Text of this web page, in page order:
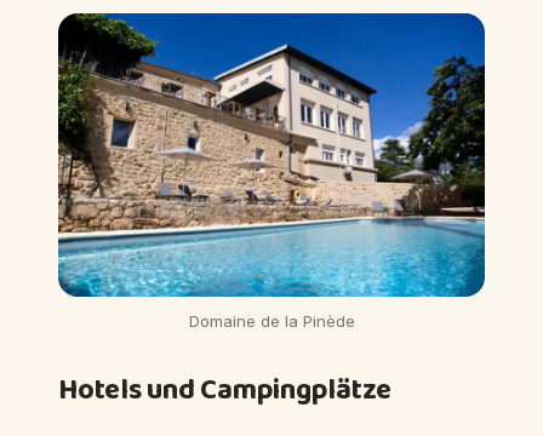
Domaine de la Pinède
Hotels und Campingplätze